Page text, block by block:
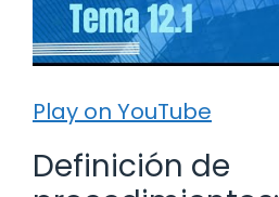
Play on YouTube
Definición de